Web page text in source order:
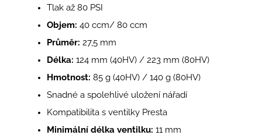
Tlak až 80 PSI
Objem: 40 ccm/ 80 ccm
Průměr: 27,5 mm
Délka: 124 mm (40HV) / 223 mm (80HV)
Hmotnost: 85 g (40HV) / 140 g (80HV)
Snadné a spolehlivé uložení nářadí
Kompatibilita s ventilky Presta
Minimální délka ventilku: 11 mm